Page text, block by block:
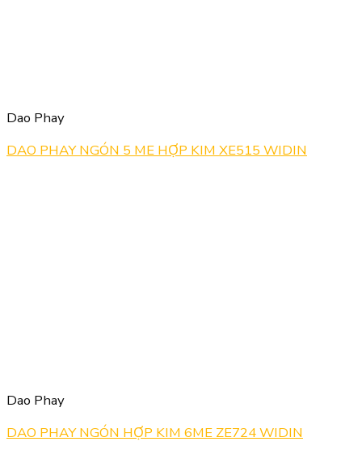
Dao Phay
DAO PHAY NGÓN 5 ME HỢP KIM XE515 WIDIN
Dao Phay
DAO PHAY NGÓN HỢP KIM 6ME ZE724 WIDIN